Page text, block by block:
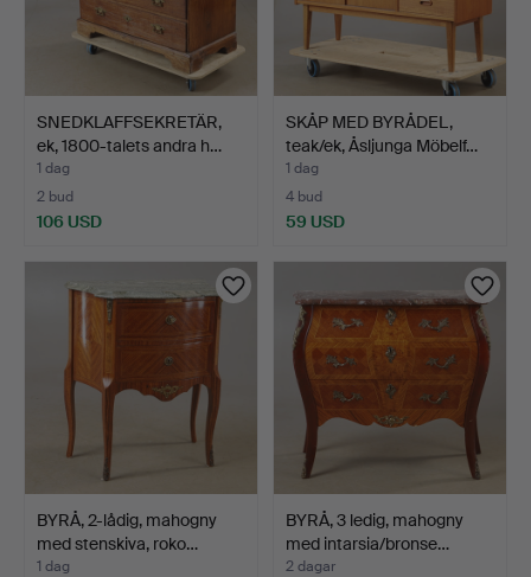
SNEDKLAFFSEKRETÄR,
ek, 1800-talets andra h…
1 dag
2 bud
106 USD
SKÅP MED BYRÅDEL,
teak/ek, Åsljunga Möbelf…
1 dag
4 bud
59 USD
BYRÅ, 2-lådig, mahogny
med stenskiva, roko…
1 dag
BYRÅ, 3 ledig, mahogny
med intarsia/bronse…
2 dagar